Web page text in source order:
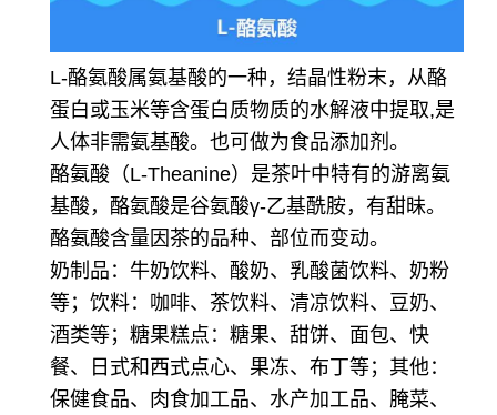
L-酪氨酸属氨基酸的一种，结晶性粉末，从酪
蛋白或玉米等含蛋白质物质的水解液中提取,是
人体非需氨基酸。也可做为食品添加剂。
酪氨酸（L-Theanine）是茶叶中特有的游离氨
基酸，酪氨酸是谷氨酸γ-乙基酰胺，有甜昧。
酪氨酸含量因茶的品种、部位而变动。
奶制品：牛奶饮料、酸奶、乳酸菌饮料、奶粉
等； 饮料：咖啡、茶饮料、清凉饮料、豆奶、
酒类等； 糖果糕点：糖果、甜饼、面包、快
餐、日式和西式点心、果冻、布丁等； 其他：
保健食品、肉食加工品、水产加工品、腌菜、